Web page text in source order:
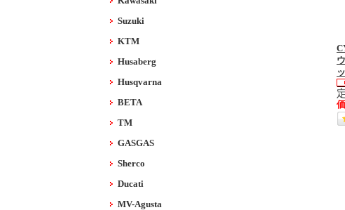
Suzuki
KTM
Husaberg
Husqvarna
BETA
TM
GASGAS
Sherco
Ducati
MV-Agusta